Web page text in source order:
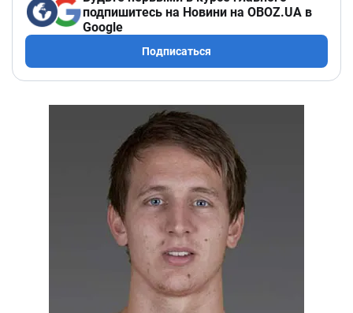
подпишитесь на Новини на OBOZ.UA в
Google
Подписаться